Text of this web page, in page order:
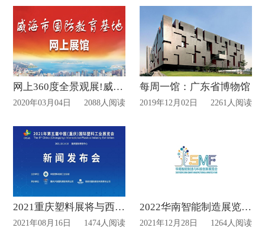
网上360度全景观展!威海市国防教育基地网上展馆已上线
2020年03月04日 2088人阅读
每周一馆：广东省博物馆
2019年12月02日 2261人阅读
2021重庆塑料展将与西部化工展同期举行
2021年08月16日 1474人阅读
2022华南智能制造展览会SMF再度延期
2021年12月28日 1264人阅读